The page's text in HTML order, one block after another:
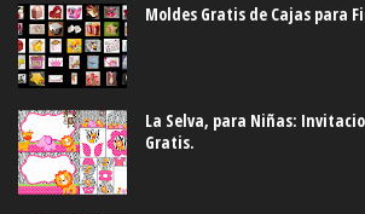
Moldes Gratis de Cajas para
La Selva, para Niñas:
Gratis.